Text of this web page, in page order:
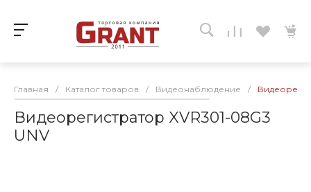
Главная / Каталог товаров / Видеонаблюдение /
Видеорегистратор XVR301-08G3
UNV